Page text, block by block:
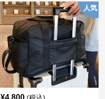
人気
¥4,800